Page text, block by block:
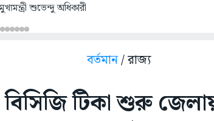
শুভেন্দু অধিকারী
বর্তমান/ রাজ্য
বিসিজি টিকা শুরু